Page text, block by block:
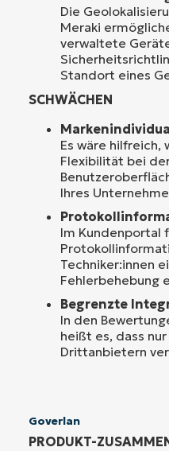
Die
Meraki
verwaltete
Standort eines
SCHWÄCHEN
Es wäre
Flexibilität bei
Ihres
Im Kundenportal
Techniker:innen
Fehlerbehebung
Begrenzte
In den
heißt es, dass
Drittanbietern
Goverlan
PRODUKT-